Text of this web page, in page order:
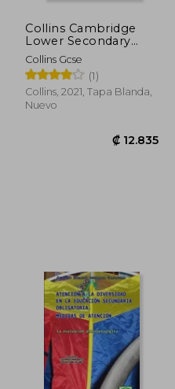
₡ 75.482
Collins Cambridge
Lower Secondary
Science - Lower
Secondary Science
Workbook: Stage 8
(en Inglés)
Collins Gcse
(1)
Collins, 2021, Tapa Blanda,
Nuevo